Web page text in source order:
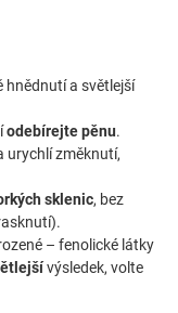
hnědnutí a světlejší
odebírejte pěnu.
urychlí změknutí,
sklenic, bez
– fenolické látky
výsledek, volte